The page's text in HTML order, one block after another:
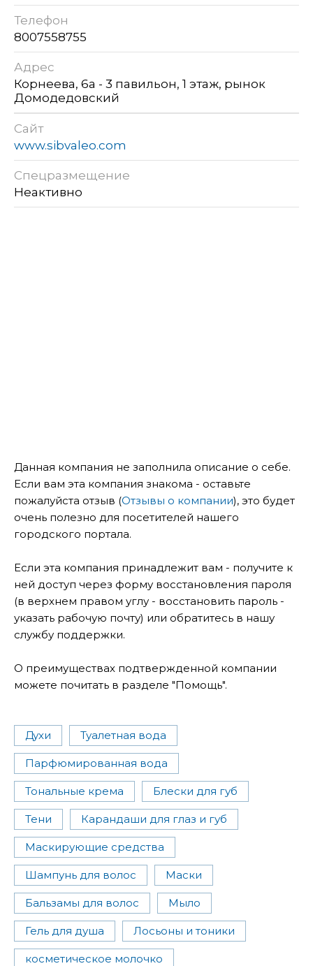
Телефон
8007558755
Адрес
Корнеева, 6а - 3 павильон, 1 этаж, рынок
Домодедовский
Сайт
www.sibvaleo.com
Спецразмещение
Неактивно
Данная компания не заполнила описание о себе.
Если вам эта компания знакома - оставьте
пожалуйста отзыв (Отзывы о компании), это будет
очень полезно для посетителей нашего
городского портала.
Если эта компания принадлежит вам - получите к
ней доступ через форму восстановления пароля
(в верхнем правом углу - восстановить пароль -
указать рабочую почту) или обратитесь в нашу
службу поддержки.
О преимуществах подтвержденной компании
можете почитать в разделе "Помощь".
Духи Туалетная вода
Парфюмированная вода
Тональные крема Блески для губ
Тени Карандаши для глаз и губ
Маскирующие средства
Шампунь для волос Маски
Бальзамы для волос Мыло
Гель для душа Лосьоны и тоники
косметическое молочко